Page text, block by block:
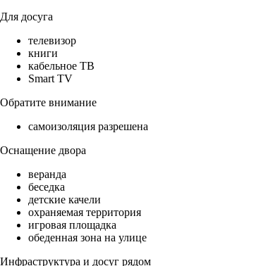
Для досуга
телевизор
книги
кабельное ТВ
Smart TV
Обратите внимание
самоизоляция разрешена
Оснащение двора
веранда
беседка
детские качели
охраняемая территория
игровая площадка
обеденная зона на улице
Инфраструктура и досуг рядом